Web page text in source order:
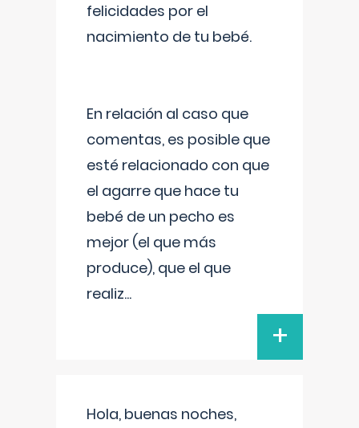
felicidades por el
nacimiento de tu bebé.
En relación al caso que
comentas, es posible que
esté relacionado con que
el agarre que hace tu
bebé de un pecho es
mejor (el que más
produce), que el que
realiz...
+
Hola, buenas noches,